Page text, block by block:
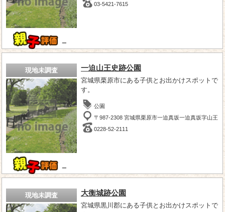
－
03-5421-7615
現地未調査
－
一迫山王史跡公園
宮城県栗原市にある子供とお出かけスポットで
す。
公園
〒987-2308 宮城県栗原市一迫真坂一迫真坂字山王
0228-52-2111
現地未調査 大衡城跡公園
宮城県黒川郡にある子供とお出かけスポットで